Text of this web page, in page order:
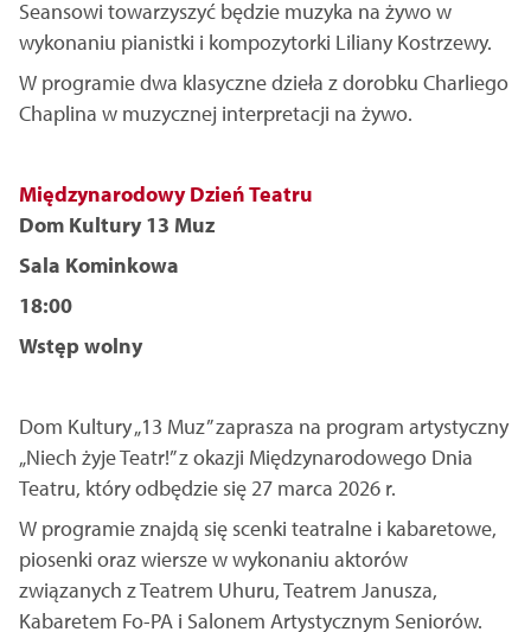
Seansowi towarzyszyć będzie muzyka na żywo w
wykonaniu pianistki i kompozytorki Liliany Kostrzewy.
W programie dwa klasyczne dzieła z dorobku Charliego
Chaplina w muzycznej interpretacji na żywo.
Międzynarodowy Dzień Teatru
Dom Kultury 13 Muz
Sala Kominkowa
18:00
Wstęp wolny
Dom Kultury „13 Muz” zaprasza na program artystyczny
„Niech żyje Teatr!” z okazji Międzynarodowego Dnia
Teatru, który odbędzie się 27 marca 2026 r.
W programie znajdą się scenki teatralne i kabaretowe,
piosenki oraz wiersze w wykonaniu aktorów
związanych z Teatrem Uhuru, Teatrem Janusza,
Kabaretem Fo-PA i Salonem Artystycznym Seniorów.